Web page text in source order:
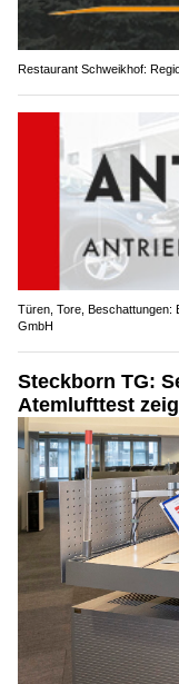
Restaurant Schweikhof:
Türen, Tore, Beschattungen:
GmbH
Steckborn TG:
Atemlufttest